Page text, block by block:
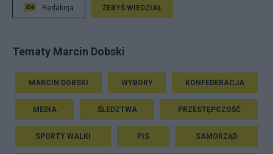
Redakcja ŻEBYŚ WIEDZIAŁ
Tematy Marcin Dobski
MARCIN DOBSKI WYBORY KONFEDERACJA
MEDIA ŚLEDZTWA PRZESTĘPCZOŚĆ
SPORTY WALKI PIS SAMORZĄD